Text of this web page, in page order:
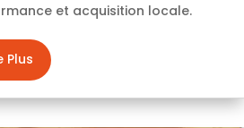
et acquisition locale.
Plus